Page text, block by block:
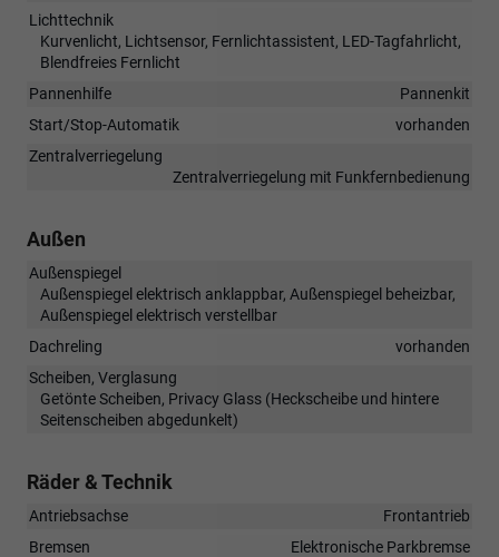
Lichttechnik
Kurvenlicht, Lichtsensor, Fernlichtassistent, LED-Tagfahrlicht,
Blendfreies Fernlicht
Pannenhilfe
Pannenkit
Start/Stop-Automatik
vorhanden
Zentralverriegelung
Zentralverriegelung mit Funkfernbedienung
Außen
Außenspiegel
Außenspiegel elektrisch anklappbar, Außenspiegel beheizbar,
Außenspiegel elektrisch verstellbar
Dachreling
vorhanden
Scheiben, Verglasung
Getönte Scheiben, Privacy Glass (Heckscheibe und hintere
Seitenscheiben abgedunkelt)
Räder & Technik
Antriebsachse
Frontantrieb
Bremsen
Elektronische Parkbremse